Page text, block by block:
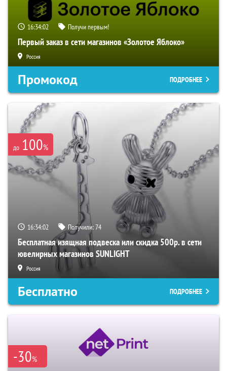
16:34:01 Получи первым!
Первый заказ в сети магазинов «Золотое Яблоко»
Россия
Промокод ПОДРОБНЕЕ
до 100%
16:34:01 Получили:74
Бесплатная изящная подвеска или скидка 500р. в сети
ювелирных магазинов SUNLIGHT
Россия
Бесплатно ПОДРОБНЕЕ
-30%